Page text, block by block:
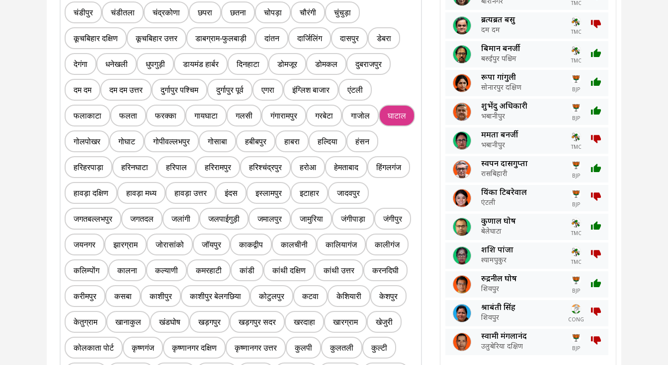
चंडीपुर चंडीतला चंद्रकोणा छपरा छतना चोपड़ा चौरंगी चुंचुड़ा
कूचबिहार दक्षिण कूचबिहार उत्तर डाबग्राम-फुलबाड़ी दांतन दार्जिलिंग दासपुर डेबरा
देगंगा धनेखली धुपगुड़ी डायमंड हार्बर दिनहाटा डोमजूर डोमकल दुबराजपुर
दम दम दम दम उत्तर दुर्गापुर पश्चिम दुर्गापुर पूर्व एगरा इंग्लिश बाजार एंटली
फलाकाटा फलता फरक्का गायघाटा गलसी गंगारामपुर गरबेटा गाजोल घाटाल
गोलपोखर गोघाट गोपीवल्लभपुर गोसाबा हबीबपुर हाबरा हल्दिया हंसन
हरिहरपाड़ा हरिनघाटा हरिपाल हरिरामपुर हरिश्चंद्रपुर हरोआ हेमताबाद हिंगलगंज
हावड़ा दक्षिण हावड़ा मध्य हावड़ा उत्तर इंदस इस्लामपुर इटाहार जादवपुर
जगतबल्लभपुर जगतदल जलांगी जलपाईगुड़ी जमालपुर जामुरिया जंगीपाड़ा जंगीपुर
जयनगर झारग्राम जोरासांको जॉयपुर काकद्वीप कालचीनी कालियागंज कालीगंज
कलिम्पोंग कालना कल्याणी कमरहाटी कांडी कांथी दक्षिण कांथी उत्तर करनदिघी
करीमपुर कसबा काशीपुर काशीपुर बेलगछिया कोटुलपुर कटवा केशियारी केशपुर
केतुग्राम खानाकुल खंडघोष खड़गपुर खड़गपुर सदर खरदाहा खारग्राम खेजुरी
कोलकाता पोर्ट कृष्णगंज कृष्णानगर दक्षिण कृष्णानगर उत्तर कुलपी कुलतली कुल्टी